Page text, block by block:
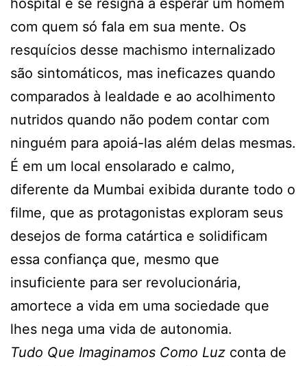
com quem só fala em sua mente. Os
resquícios desse machismo internalizado
são sintomáticos, mas ineficazes quando
comparados à lealdade e ao acolhimento
nutridos quando não podem contar com
ninguém para apoiá-las além delas mesmas.
É em um local ensolarado e calmo,
diferente da Mumbai exibida durante todo o
filme, que as protagonistas exploram seus
desejos de forma catártica e solidificam
essa confiança que, mesmo que
insuficiente para ser revolucionária,
amortece a vida em uma sociedade que
lhes nega uma vida de autonomia.
Tudo Que Imaginamos Como Luz conta de